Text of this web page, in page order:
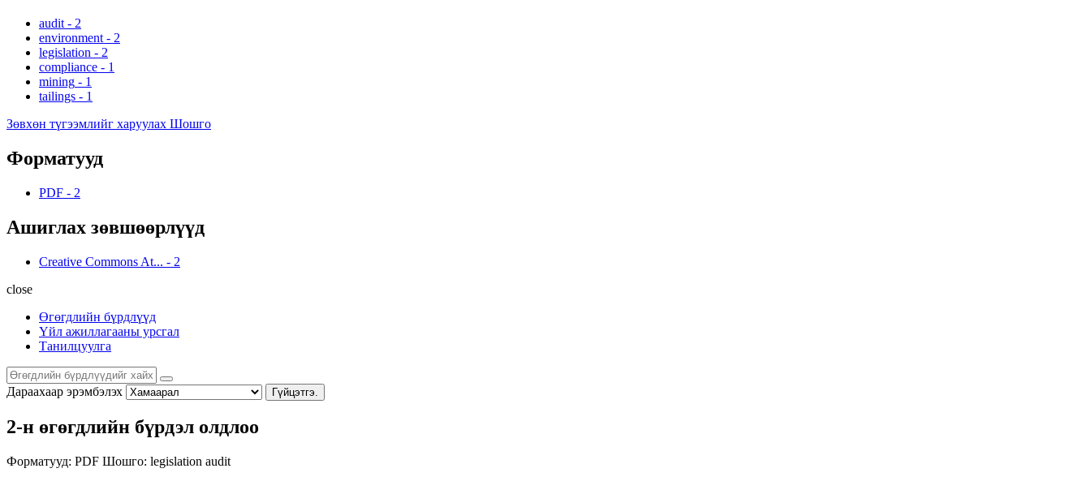
audit - 2
environment - 2
legislation - 2
compliance - 1
mining - 1
tailings - 1
Зөвхөн түгээмлийг харуулах Шошго
Форматууд
PDF - 2
Ашиглах зөвшөөрлүүд
Creative Commons At... - 2
close
Өгөгдлийн бүрдлүүд
Үйл ажиллагааны урсгал
Танилцуулга
Дараахаар эрэмбэлэх Гүйцэтгэ.
2-н өгөгдлийн бүрдэл олдлоо
Форматууд: PDF Шошго: legislation audit